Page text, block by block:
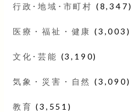
行政･地域･市町村 (8,347)
医療・福祉・健康 (3,003)
文化･芸能 (3,190)
気象・災害・自然 (3,090)
教育 (3,551)